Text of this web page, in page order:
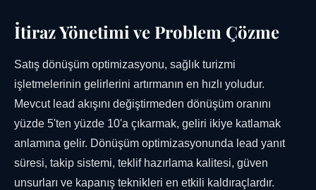
İtiraz Yönetimi ve Problem Çözme
Satış dönüşüm optimizasyonu, sağlık turizmi
işletmelerinin gelirlerini artırmanın en hızlı yoludur.
Mevcut lead akışını değiştirmeden dönüşüm oranını
yüzde 5'ten yüzde 10'a çıkarmak, geliri ikiye katlamak
anlamına gelir. Dönüşüm optimizasyonunda lead yanıt
süresi, takip sistemi, teklif hazırlama kalitesi, güven
unsurları ve kapanış teknikleri en etkili kaldıraçlardır.